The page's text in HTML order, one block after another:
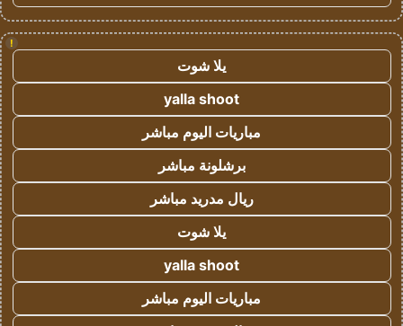
!
يلا شوت
yalla shoot
مباريات اليوم مباشر
برشلونة مباشر
ريال مدريد مباشر
يلا شوت
yalla shoot
مباريات اليوم مباشر